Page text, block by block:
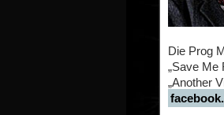
Die Prog
„Save Me
„Another